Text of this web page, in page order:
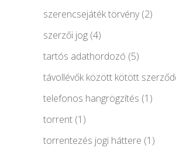
szerencsejáték törvény(2)
szerzői jog (4)
tartós adathordozó (5)
távollévők között kötött
telefonos hangrögzítés (1)
torrent (1)
torrentezés jogi háttere (1)